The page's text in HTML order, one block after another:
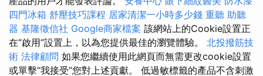
四門冰箱 舒壓技巧課程 居家清潔一小時多少錢 重聽 助聽
器 基隆徵信社 Google商家檔案 該網站上的Cookie設置正
在“啟用”設置上，以為您提供最佳的瀏覽體驗。 北投撥筋技
術 法律顧問 如果您繼續使用此網頁而無需更改cookie設置
或單擊“我接受”您對上述貢獻。 低過敏標籤的產品不含刺激